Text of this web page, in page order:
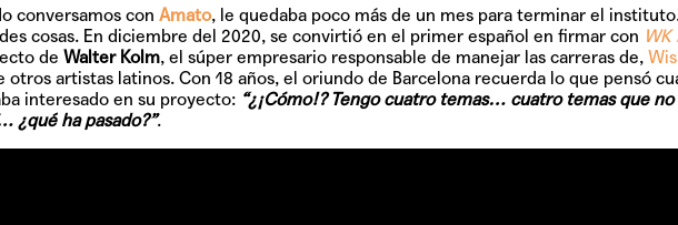
conversamos conAmato, le quedaba poco más de un mes para terminar el
cosas. En diciembre del 2020, se convirtió en el primer español en firmar con WK
deWalter Kolm, el súper empresario responsable de manejar las carreras de,
otros artistas latinos. Con 18 años, el oriundo de Barcelona recuerda lo que pensó
interesado en su proyecto: “¿¡Cómo!? Tengo cuatro temas… cuatro temas que no
¿qué ha pasado?”.